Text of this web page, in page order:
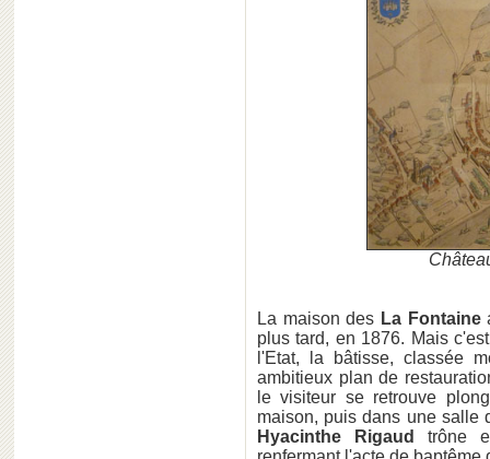
La maison des La Fontaine
plus tard, en 1876. Mais
l'Etat, la bâtisse, classée
ambitieux plan de
le visiteur se retrouve
maison, puis dans une salle
Hyacinthe Rigaud
trône